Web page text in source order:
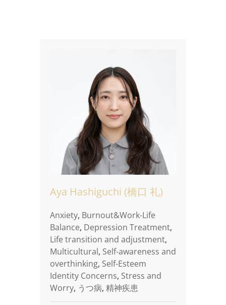
Aya Hashiguchi (橋口 礼)
Anxiety, Burnout&Work-Life
Balance, Depression Treatment,
Life transition and adjustment,
Multicultural, Self-awareness and
overthinking, Self-Esteem
Identity Concerns, Stress and
Worry, うつ病, 精神疾患